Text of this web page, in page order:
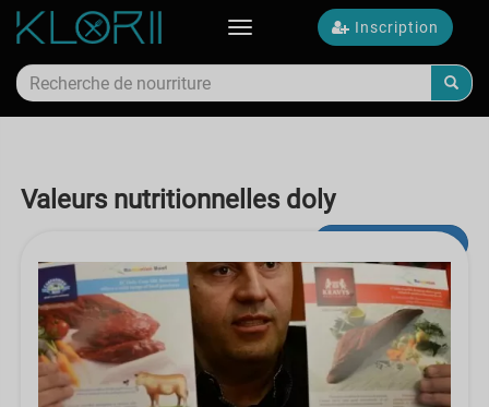
Inscription
Toggle
Valeurs nutritionnelles doly